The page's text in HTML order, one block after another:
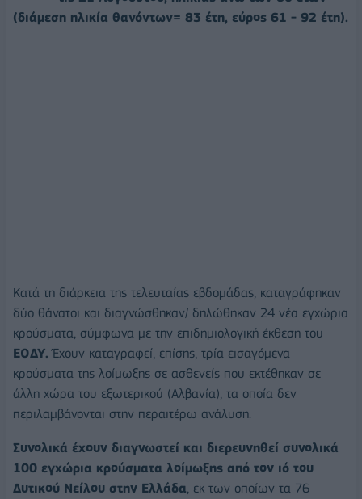
(διάμεση ηλικία θανόντων= 83 έτη, εύρος 61 - 92 έτη).
Κατά τη διάρκεια της τελευταίας εβδομάδας, καταγράφηκαν
δύο θάνατοι και διαγνώσθηκαν/ δηλώθηκαν 24 νέα εγχώρια
κρούσματα, σύμφωνα με την επιδημιολογική έκθεση του
ΕΟΔΥ. Έχουν καταγραφεί, επίσης, τρία εισαγόμενα
κρούσματα της λοίμωξης σε ασθενείς που εκτέθηκαν σε
άλλη χώρα του εξωτερικού (Αλβανία), τα οποία δεν
περιλαμβάνονται στην περαιτέρω ανάλυση.
Συνολικά έχουν διαγνωστεί και διερευνηθεί συνολικά
100 εγχώρια κρούσματα λοίμωξης από τον ιό του
Δυτικού Νείλου στην Ελλάδα, εκ των οποίων τα 76